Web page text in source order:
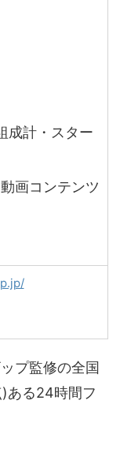
成計・スター
画コンテンツ
プ監修の全国
ある24時間フ